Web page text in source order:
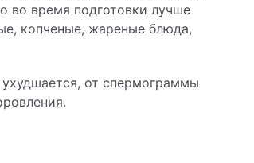
во время подготовки лучше
копченые, жареные блюда,
ухудшается, от спермограммы